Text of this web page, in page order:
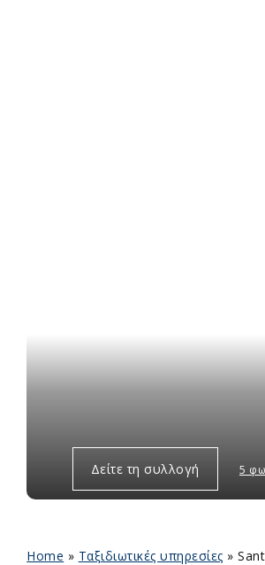
Δείτε τη συλλογή 5
Home » Ταξιδιωτικές υπηρεσίες »